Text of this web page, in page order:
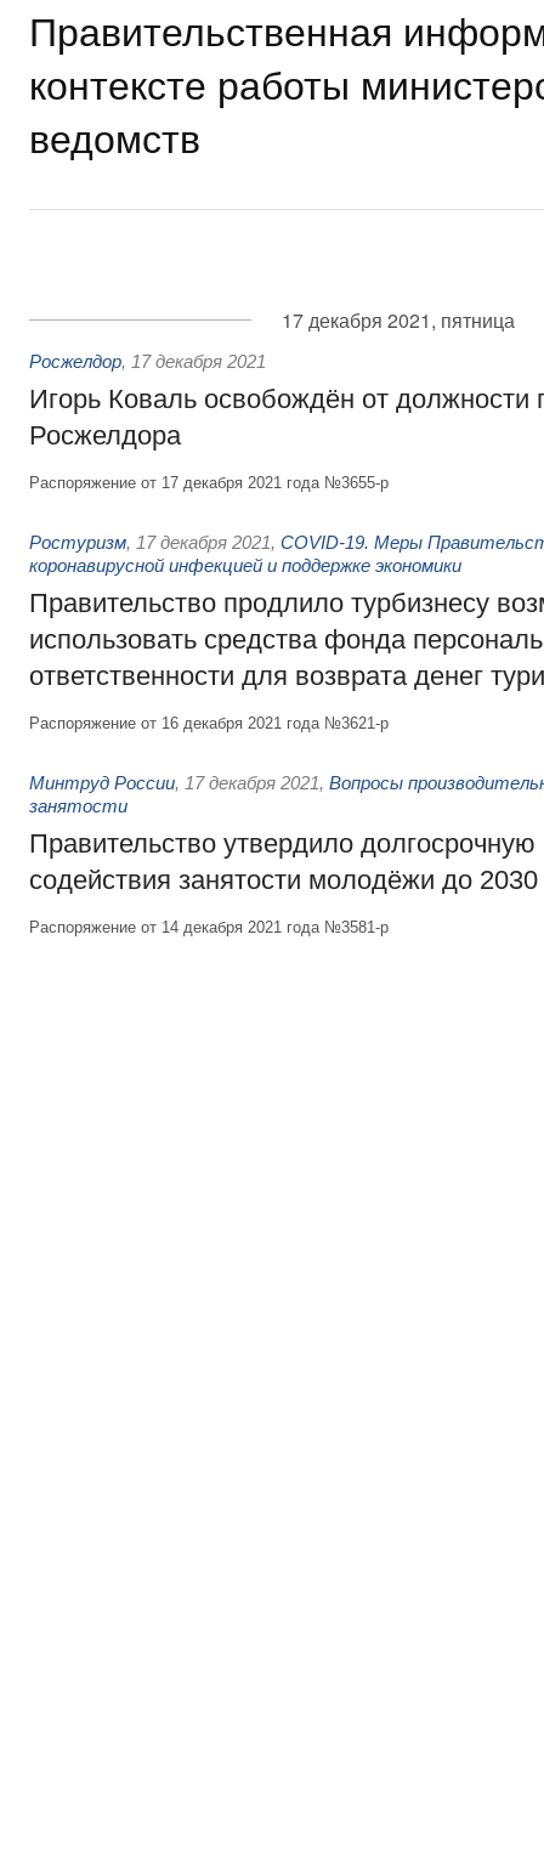
Правительственная
контексте работы
ведомств
17 декабря 2021, пятница
Росжелдор, 17 декабря 2021
Игорь Коваль освобождён от должности
Росжелдора
Распоряжение от 17 декабря 2021 года №3655-р
Ростуризм, 17 декабря 2021, COVID-19. Меры
коронавирусной инфекцией и поддержке экономики
Правительство продлило турбизнесу
использовать средства фонда
ответственности для возврата денег
Распоряжение от 16 декабря 2021 года №3621-р
Минтруд России, 17 декабря 2021, Вопросы
занятости
Правительство утвердило
содействия занятости молодёжи до 2030
Распоряжение от 14 декабря 2021 года №3581-р